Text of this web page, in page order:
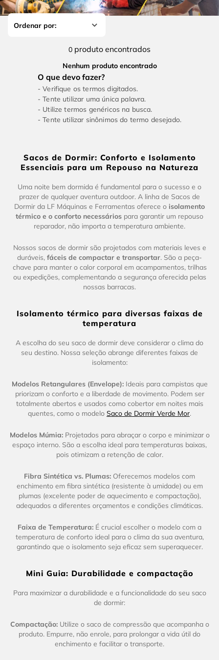
0 produto
Nenhum produto encontrado
Verifique os termos digitados.
Tente utilizar uma única palavra.
Utilize termos genéricos na busca.
Tente utilizar sinônimos do termo desejado.
Sacos de Dormir: Conforto e Isolamento
Essenciais para um Repouso na Natureza
Uma noite bem dormida é fundamental para o sucesso e o
prazer de qualquer aventura outdoor. A linha de Sacos de
Dormir da LF Máquinas e Ferramentas oferece o isolamento
térmico e o conforto necessários para garantir um repouso
reparador, não importa a temperatura ambiente.
Nossos sacos de dormir são projetados com materiais leves e
duráveis, fáceis de compactar e transportar. São a peça-
chave para manter o calor corporal em acampamentos, trilhas
ou expedições, complementando a segurança oferecida pelas
nossas barracas.
Isolamento térmico para diversas faixas de
temperatura
A escolha do seu saco de dormir deve considerar o clima do
seu destino. Nossa seleção abrange diferentes faixas de
isolamento:
Modelos Retangulares (Envelope):Ideais para campistas que
priorizam o conforto e a liberdade de movimento. Podem ser
totalmente abertos e usados como cobertor em noites mais
quentes, como o modelo Saco de Dormir Verde Mor.
Modelos Múmia:Projetados para abraçar o corpo e minimizar o
espaço interno. São a escolha ideal para temperaturas baixas,
pois otimizam a retenção de calor.
Fibra Sintética vs. Plumas: Oferecemos modelos com
enchimento em fibra sintética (resistente à umidade) ou em
plumas (excelente poder de aquecimento e compactação),
adequados a diferentes orçamentos e condições climáticas.
Faixa de Temperatura: É crucial escolher o modelo com a
temperatura de conforto ideal para o clima da sua aventura,
garantindo que o isolamento seja eficaz sem superaquecer.
Mini Guia: Durabilidade e compactação
Para maximizar a durabilidade e a funcionalidade do seu saco
de dormir:
Compactação:Utilize o saco de compressão que acompanha o
produto. Empurre, não enrole, para prolongar a vida útil do
enchimento e facilitar o transporte.
6º fio
7º chave impacto
cabo flexivel
serra copo
4º escada
serra circular
disco corte
cabo flexivel
serra copo